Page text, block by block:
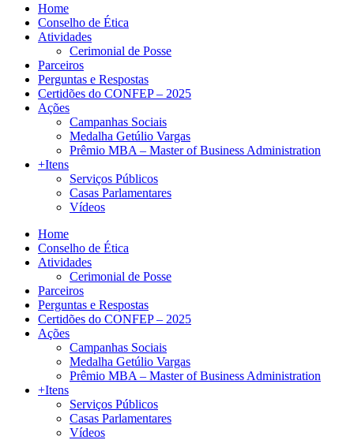
Home
Conselho de Ética
Atividades
Cerimonial de Posse
Parceiros
Perguntas e Respostas
Certidões do CONFEP – 2025
Ações
Campanhas Sociais
Medalha Getúlio Vargas
Prêmio MBA – Master of Business Administration
+Itens
Serviços Públicos
Casas Parlamentares
Vídeos
Home
Conselho de Ética
Atividades
Cerimonial de Posse
Parceiros
Perguntas e Respostas
Certidões do CONFEP – 2025
Ações
Campanhas Sociais
Medalha Getúlio Vargas
Prêmio MBA – Master of Business Administration
+Itens
Serviços Públicos
Casas Parlamentares
Vídeos